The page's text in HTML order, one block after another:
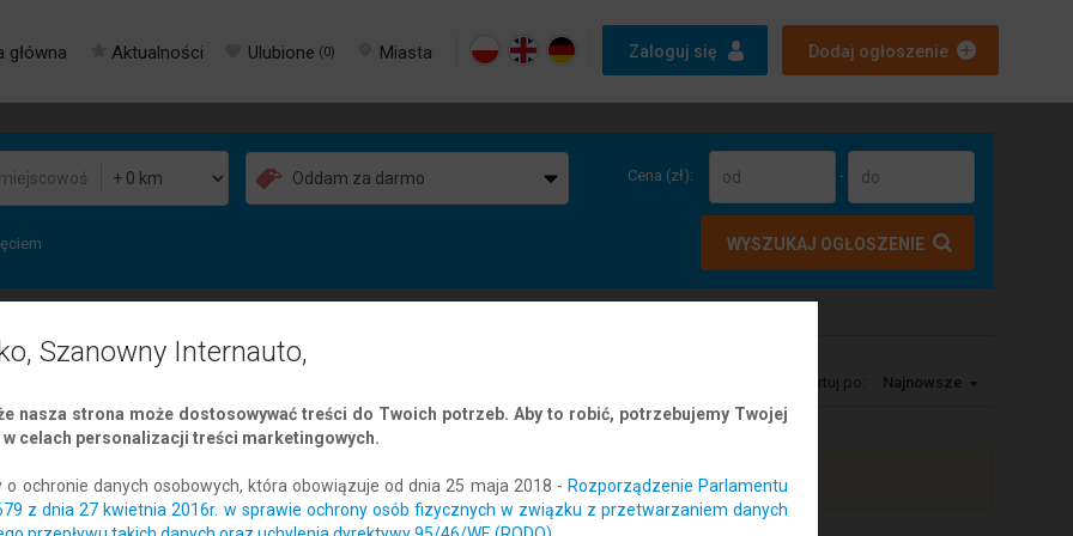
Zaloguj się Dodaj ogłoszenie
główna Aktualności Ulubione (0) Miasta
Cena (zł): -
WYSZUKAJ OGŁOSZENIE
Sortuj po: Najnowsze
nie pasuje do wymaganych kryteriów.
Szanowny Internauto,
nasza strona może dostosowywać treści do Twoich potrzeb. Aby to robić, potrzebujemy Twojej
celach personalizacji treści marketingowych.
ochronie danych osobowych, która obowiązuje od dnia 25 maja 2018 - Rozporządzenie Parlamentu
z dnia 27 kwietnia 2016r. w sprawie ochrony osób fizycznych w związku z przetwarzaniem danych